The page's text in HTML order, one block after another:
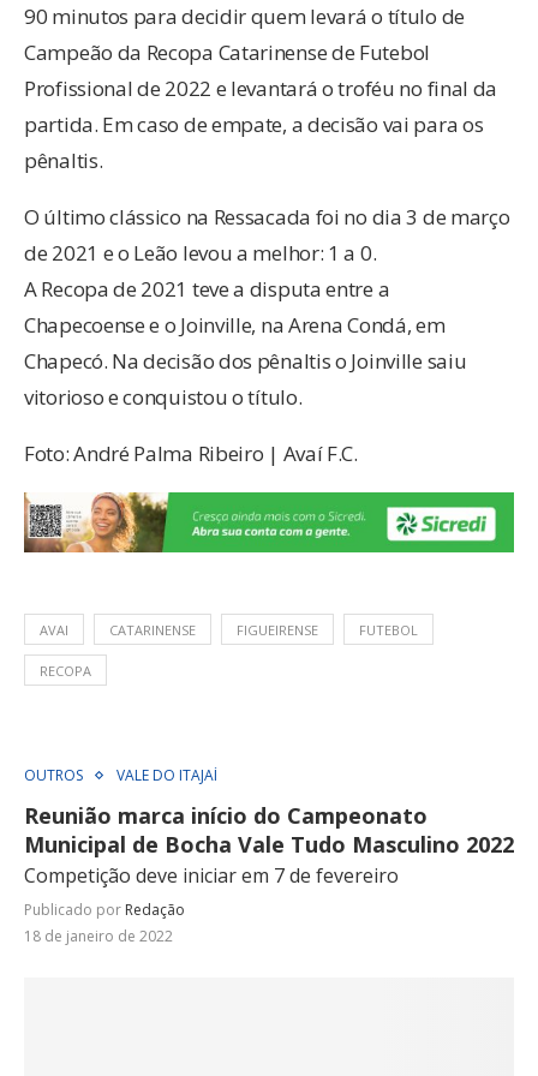
90 minutos para decidir quem levará o título de
Campeão da Recopa Catarinense de Futebol
Profissional de 2022 e levantará o troféu no final da
partida. Em caso de empate, a decisão vai para os
pênaltis.
O último clássico na Ressacada foi no dia 3 de março
de 2021 e o Leão levou a melhor: 1 a 0.
A Recopa de 2021 teve a disputa entre a
Chapecoense e o Joinville, na Arena Condá, em
Chapecó. Na decisão dos pênaltis o Joinville saiu
vitorioso e conquistou o título.
Foto: André Palma Ribeiro | Avaí F.C.
AVAI CATARINENSE FIGUEIRENSE FUTEBOL
RECOPA
OUTROS VALE DO ITAJAÍ
Reunião marca início do Campeonato
Municipal de Bocha Vale Tudo Masculino 2022
Competição deve iniciar em 7 de fevereiro
Publicado por Redação
18 de janeiro de 2022